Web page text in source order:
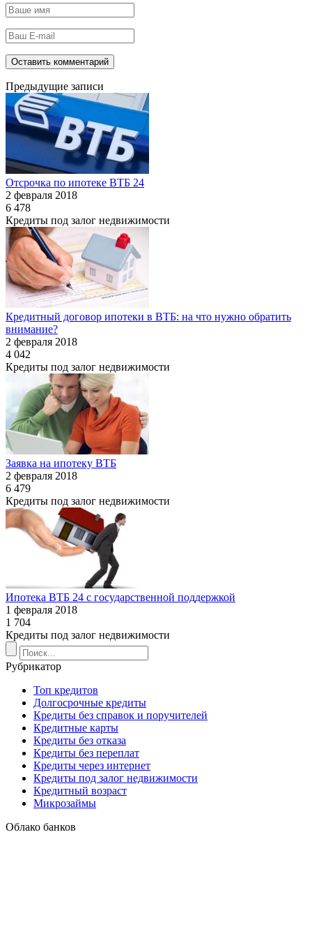
Предыдущие записи
Отсрочка по ипотеке ВТБ 24
2 февраля 2018
6 478
Кредиты под залог недвижимости
Кредитный договор ипотеки в ВТБ: на что нужно обратить
внимание?
2 февраля 2018
4 042
Кредиты под залог недвижимости
Заявка на ипотеку ВТБ
2 февраля 2018
6 479
Кредиты под залог недвижимости
Ипотека ВТБ 24 с государственной поддержкой
1 февраля 2018
1 704
Кредиты под залог недвижимости
Рубрикатор
Топ кредитов
Долгосрочные кредиты
Кредиты без справок и поручителей
Кредитные карты
Кредиты без отказа
Кредиты без переплат
Кредиты через интернет
Кредиты под залог недвижимости
Кредитный возраст
Микрозаймы
Облако банков